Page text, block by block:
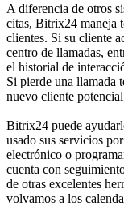
A diferencia de otros
citas, Bitrix24 maneja
clientes. Si su cliente
centro de llamadas,
el historial de
Si pierde una llamada
nuevo cliente
Bitrix24 puede
usado sus servicios
electrónico o
cuenta con
de otras excelentes
volvamos a los